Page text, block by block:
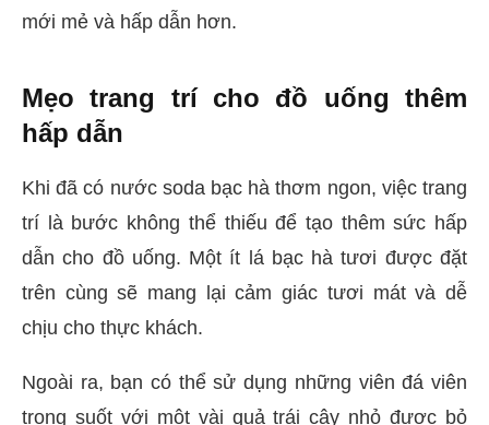
mới mẻ và hấp dẫn hơn.
Mẹo trang trí cho đồ uống thêm
hấp dẫn
Khi đã có nước soda bạc hà thơm ngon, việc trang
trí là bước không thể thiếu để tạo thêm sức hấp
dẫn cho đồ uống. Một ít lá bạc hà tươi được đặt
trên cùng sẽ mang lại cảm giác tươi mát và dễ
chịu cho thực khách.
Ngoài ra, bạn có thể sử dụng những viên đá viên
trong suốt với một vài quả trái cây nhỏ được bỏ